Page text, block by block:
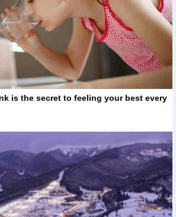
is the secret to feeling your best every